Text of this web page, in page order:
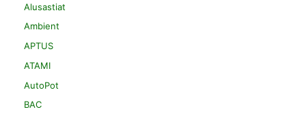
Alusastiat
Ambient
APTUS
ATAMI
AutoPot
BAC